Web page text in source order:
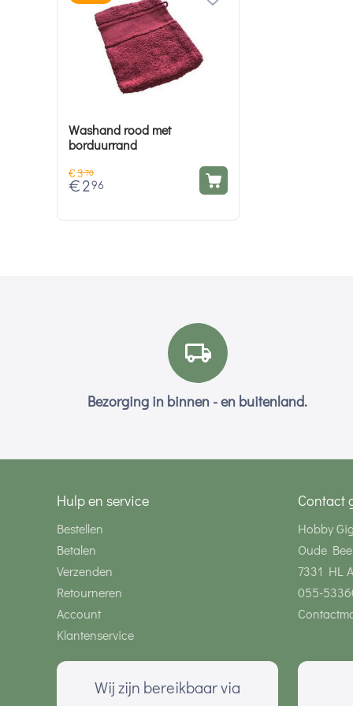
Washand rood met
borduurrand
€3 70
€ 2 96
Bezorging in binnen - en buitenland.
Hulp en service
Bestellen
Betalen
Verzenden
Retourneren
Account
Klantenservice
Contact
Hobby
Oude
7331 HL
055-
Wij zijn bereikbaar via